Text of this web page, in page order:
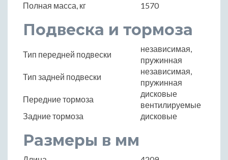
Полная масса, кг
1570
Подвеска и тормоза
Тип передней подвески
независимая,
пружинная
Тип задней подвески
независимая,
пружинная
Передние тормоза
дисковые
вентилируемые
Задние тормоза
дисковые
Размеры в мм